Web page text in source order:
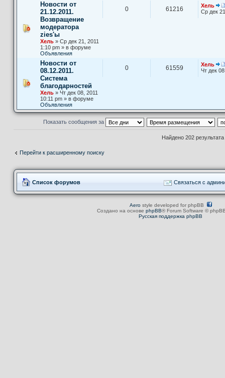
Новости от
21.12.2011.
Возвращение
модератора
zies'ы
Хель » Ср дек 21, 2011
1:10 pm » в форуме
Объявления
0 61216
Хель
Ср дек
Новости от
08.12.2011.
Система
благодарностей
Хель » Чт дек 08, 2011
10:11 pm » в форуме
Объявления
0 61559
Хель
Чт дек
Показать сообщения за
Найдено 202 результата
Перейти к расширенному поиску
Список форумов Связаться с
Aerostyle developed for phpBB
Создано на основе phpBB® Forum Software ©
Русская поддержка phpBB